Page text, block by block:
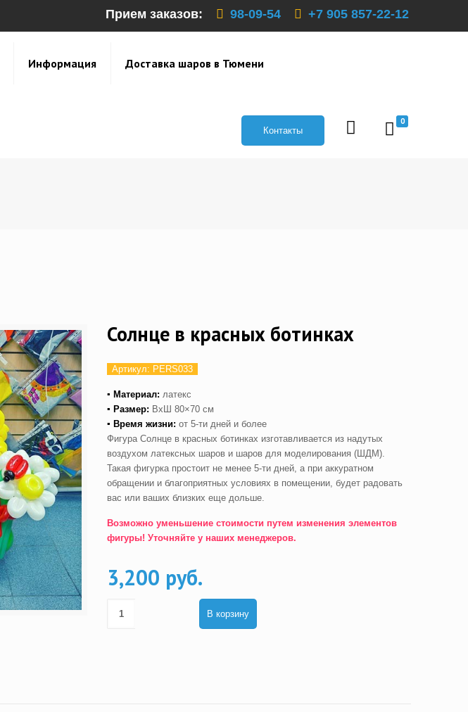
Прием заказов: 98-09-54 +7 905 857-22-12
Информация Доставка шаров в Тюмени
0
Контакты
Солнце в красных ботинках
Артикул: PERS033
▪ Материал: латекс
▪ Размер: ВхШ 80×70 см
▪ Время жизни: от 5-ти дней и более
Фигура Солнце в красных ботинках изготавливается из надутых
воздухом латексных шаров и шаров для моделирования (ШДМ).
Такая фигурка простоит не менее 5-ти дней, а при аккуратном
обращении и благоприятных условиях в помещении, будет радовать
вас или ваших близких еще дольше.
Возможно уменьшение стоимости путем изменения элементов
фигуры! Уточняйте у наших менеджеров.
3,200 руб.
В корзину